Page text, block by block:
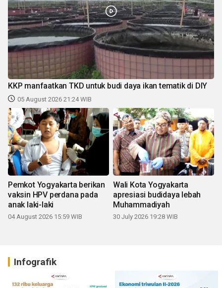
KKP manfaatkan TKD untuk budi daya ikan tematik di DIY
05 August 2026 21:24 WIB
Pemkot Yogyakarta berikan
vaksin HPV perdana pada
anak laki-laki
04 August 2026 15:59 WIB
Wali Kota Yogyakarta
apresiasi budidaya lebah
Muhammadiyah
30 July 2026 19:28 WIB
Infografik